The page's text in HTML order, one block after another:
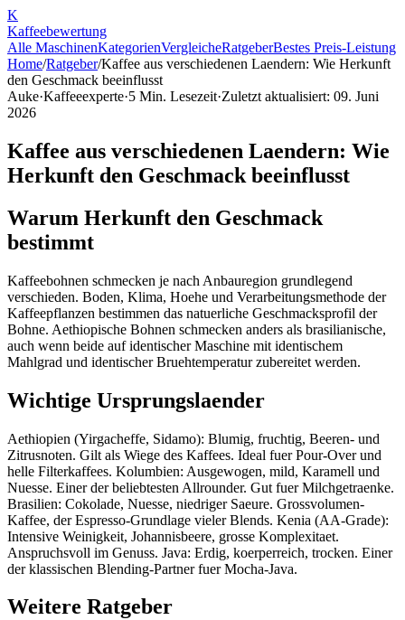
K
Kaffeebewertung
Alle MaschinenKategorienVergleicheRatgeberBestes Preis-Leistung
Home/Ratgeber/Kaffee aus verschiedenen Laendern: Wie Herkunft
den Geschmack beeinflusst
Auke·Kaffeeexperte·5 Min. Lesezeit·Zuletzt aktualisiert: 09. Juni
2026
Kaffee aus verschiedenen Laendern: Wie
Herkunft den Geschmack beeinflusst
Warum Herkunft den Geschmack
bestimmt
Kaffeebohnen schmecken je nach Anbauregion grundlegend
verschieden. Boden, Klima, Hoehe und Verarbeitungsmethode der
Kaffeepflanzen bestimmen das natuerliche Geschmacksprofil der
Bohne. Aethiopische Bohnen schmecken anders als brasilianische,
auch wenn beide auf identischer Maschine mit identischem
Mahlgrad und identischer Bruehtemperatur zubereitet werden.
Wichtige Ursprungslaender
Aethiopien (Yirgacheffe, Sidamo): Blumig, fruchtig, Beeren- und
Zitrusnoten. Gilt als Wiege des Kaffees. Ideal fuer Pour-Over und
helle Filterkaffees. Kolumbien: Ausgewogen, mild, Karamell und
Nuesse. Einer der beliebtesten Allrounder. Gut fuer Milchgetraenke.
Brasilien: Cokolade, Nuesse, niedriger Saeure. Grossvolumen-
Kaffee, der Espresso-Grundlage vieler Blends. Kenia (AA-Grade):
Intensive Weinigkeit, Johannisbeere, grosse Komplexitaet.
Anspruchsvoll im Genuss. Java: Erdig, koerperreich, trocken. Einer
der klassischen Blending-Partner fuer Mocha-Java.
Weitere Ratgeber